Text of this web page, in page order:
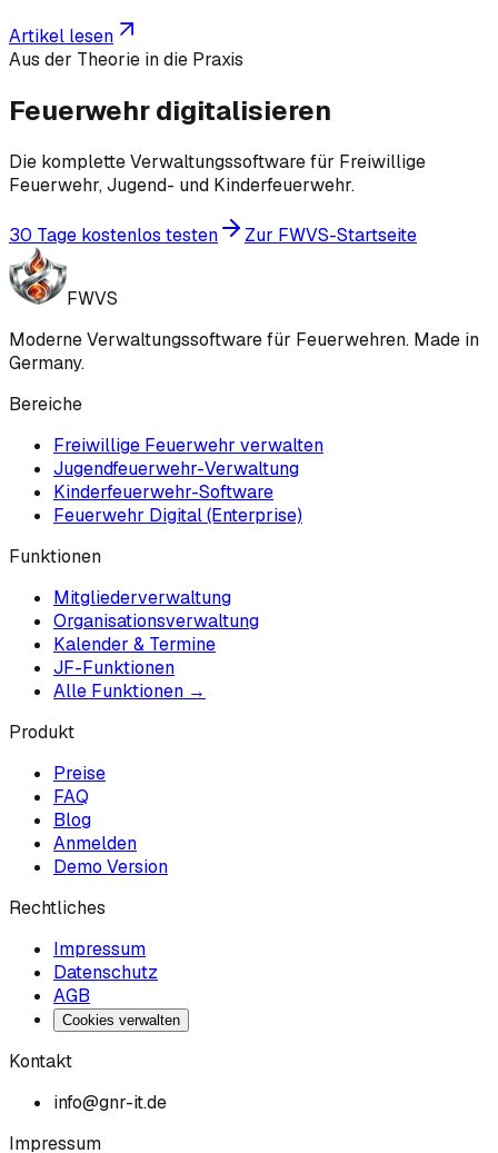
Artikel lesen
Aus der Theorie in die Praxis
Feuerwehr digitalisieren
Die komplette Verwaltungssoftware für Freiwillige
Feuerwehr, Jugend- und Kinderfeuerwehr.
30 Tage kostenlos testen Zur FWVS-Startseite
FWVS
Moderne Verwaltungssoftware für Feuerwehren. Made in
Germany.
Bereiche
Freiwillige Feuerwehr verwalten
Jugendfeuerwehr-Verwaltung
Kinderfeuerwehr-Software
Feuerwehr Digital (Enterprise)
Funktionen
Mitgliederverwaltung
Organisationsverwaltung
Kalender & Termine
JF-Funktionen
Alle Funktionen →
Produkt
Preise
FAQ
Blog
Anmelden
Demo Version
Rechtliches
Impressum
Datenschutz
AGB
Cookies verwalten
Kontakt
info@gnr-it.de
Impressum